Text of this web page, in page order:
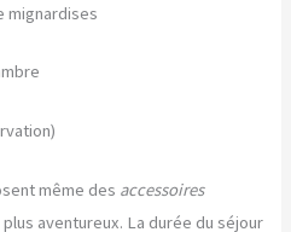
mignardises
même des accessoires
aventureux. La durée du séjour